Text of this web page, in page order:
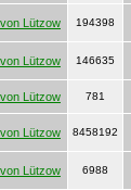
Lützow 194398
Lützow 146635
Lützow 781
Lützow 8458192
Lützow 6988